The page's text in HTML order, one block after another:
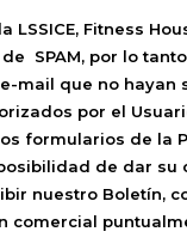
LSSICE, Fitness
SPAM, por lo
mail que no hayan
por el
formularios de la
de dar su
nuestro Boletín,
comercial